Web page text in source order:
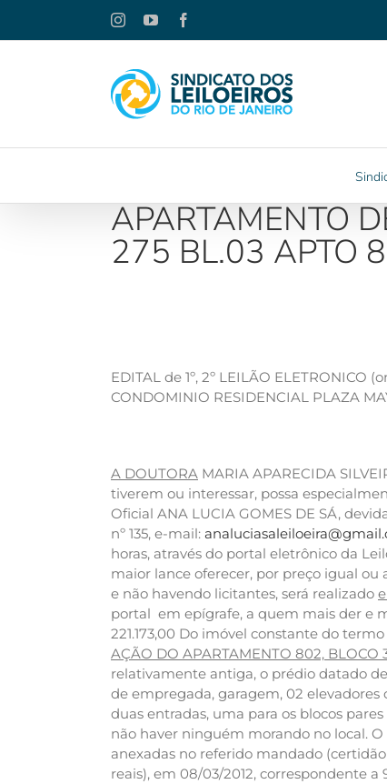
InstagramYouTube
APARTAMENTO
275 BL.03 APTO
EDITAL de 1º, 2º LEILÃO
CONDOMINIO RESIDENCIAL PLAZA
A DOUTORA MARIA APARECIDA
tiverem ou interessar, possa
Oficial ANA LUCIA GOMES DE SÁ,
nº 135, e-mail:
horas, através do portal eletrônico da
maior lance oferecer, por preço igual ou
e não havendo licitantes, será realizado
portal em epígrafe, a quem mais der e
221.173,00 Do imóvel constante do
AÇÃO DO APARTAMENTO 802, BLOCO
relativamente antiga, o prédio datado
de empregada, garagem, 02
duas entradas, uma para os blocos
não haver ninguém morando no local.
anexadas no referido mandado
reais), em 08/03/2012, correspondente